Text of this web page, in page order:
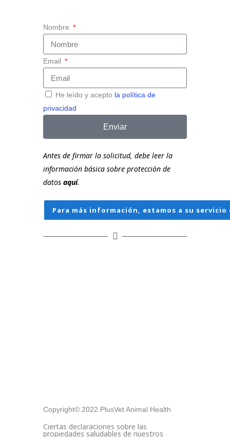
Nombre
Email
He leído y acepto la política de
privacidad
Enviar
Antes de firmar la solicitud, debe leer la
información básica sobre protección de
datos aquí.
Para más información, estamos a su
Copyright© 2022 PlusVet Animal Health
Ciertas declaraciones sobre las
propiedades saludables de nuestros